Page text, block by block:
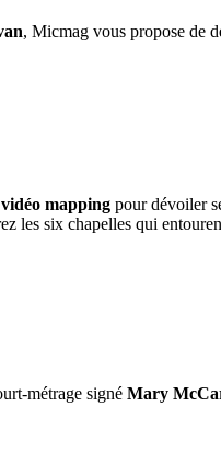
, Micmag vous propose de
mapping pour dévoiler
les six chapelles qui
métrage signé Mary